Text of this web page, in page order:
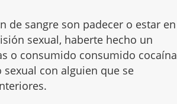
de sangre son padecer o estar en
sexual, haberte hecho un
o consumido consumido cocaína
con alguien que se